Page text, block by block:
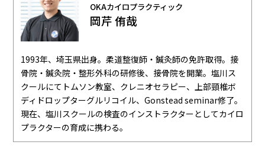
OKAカイロプラクティック
岡芹 侑哉
1993年、埼玉県出身。柔道整復師・鍼灸師の免許取得。接
骨院・鍼灸院・整形外科の研修後、接骨院を開業。塩川ス
クールにてトムソン教室、クレニオセラピー、上部頸椎ボ
ディドロップターグルリコイル、Gonstead seminar修了。
現在、塩川スクールの検査のインストラクターとしてカイロ
プラクターの育成に携わる。